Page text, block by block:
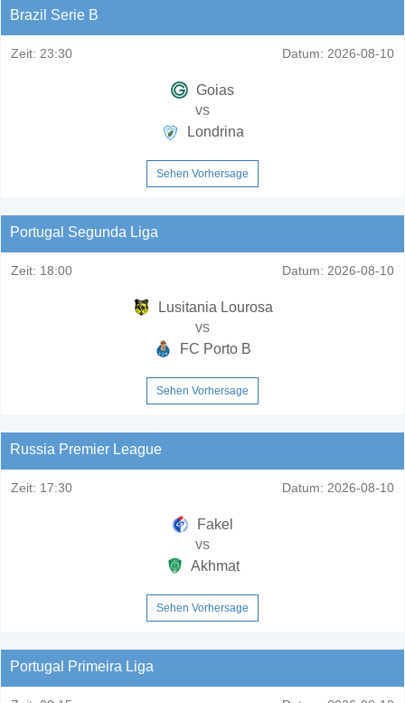
Brazil Serie B
Zeit: 23:30 Datum: 2026-08-10
Goias
vs
Londrina
Sehen Vorhersage
Portugal Segunda Liga
Zeit: 18:00 Datum: 2026-08-10
Lusitania Lourosa
vs
FC Porto B
Sehen Vorhersage
Russia Premier League
Zeit: 17:30 Datum: 2026-08-10
Fakel
vs
Akhmat
Sehen Vorhersage
Portugal Primeira Liga